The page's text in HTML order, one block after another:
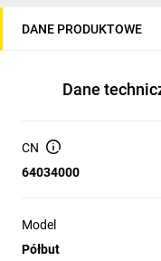
DANE PRODUKTOWE
Dane
CN
64034000
Model
Półbut